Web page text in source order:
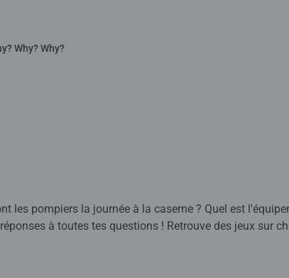
Why? Why?
les pompiers la journée à la caserne ? Quel est
à toutes tes questions ! Retrouve des jeux sur